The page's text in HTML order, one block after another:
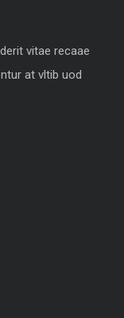
vitae recaae
at vltib uod